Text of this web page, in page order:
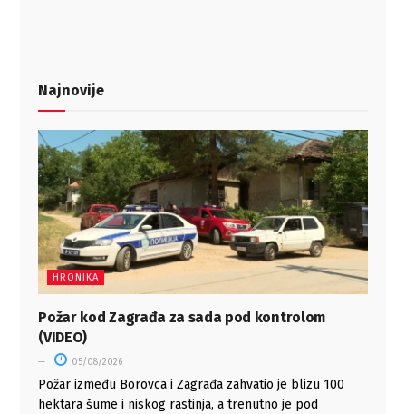
Najnovije
HRONIKA
Požar kod Zagrađa za sada pod kontrolom
(VIDEO)
05/08/2026
Požar između Borovca i Zagrađa zahvatio je blizu 100
hektara šume i niskog rastinja, a trenutno je pod